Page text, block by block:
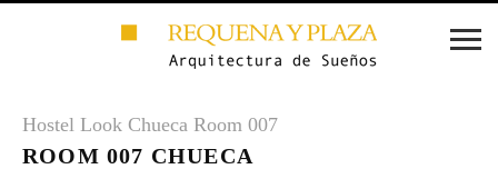
Hostel Look Chueca Room 007
ROOM 007 CHUECA